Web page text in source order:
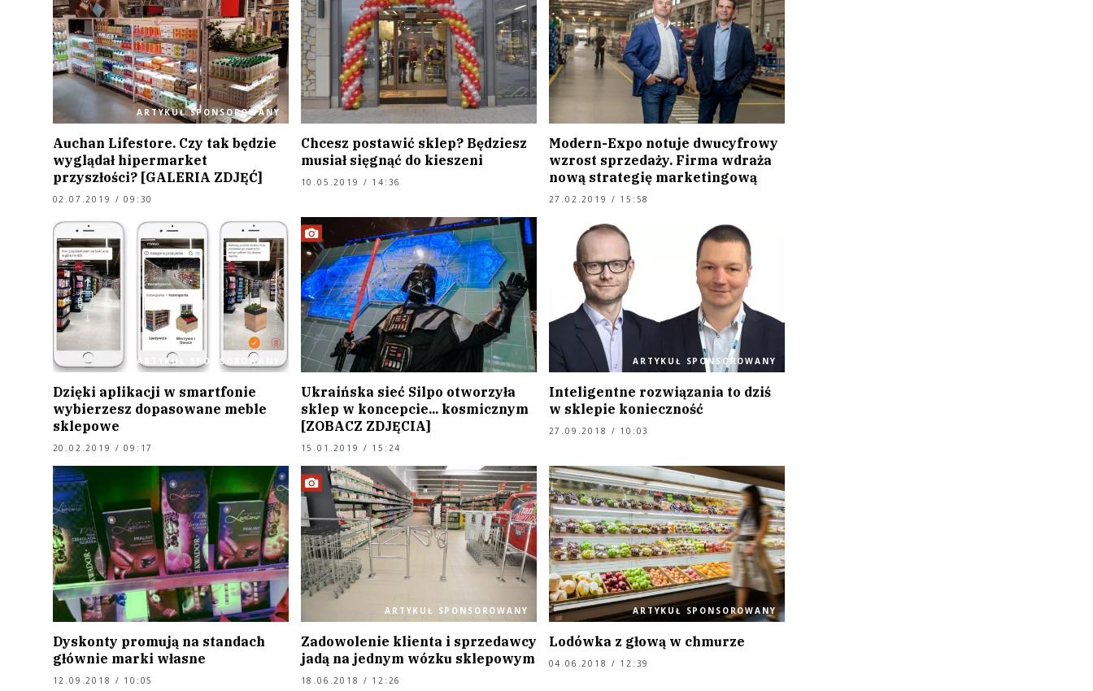
ARTYKUŁ SPONSOROWANY
Auchan Lifestore. Czy tak będzie
wyglądał hipermarket
przyszłości? [GALERIA ZDJĘĆ]
02.07.2019 / 09:30
Chcesz postawić sklep? Będziesz
musiał sięgnąć do kieszeni
10.05.2019 / 14:36
Modern-Expo notuje dwucyfrowy
wzrost sprzedaży. Firma wdraża
nową strategię marketingową
27.02.2019 / 15:58
ARTYKUŁ SPONSOROWANY
Dzięki aplikacji w smartfonie
wybierzesz dopasowane meble
sklepowe
20.02.2019 / 09:17
Ukraińska sieć Silpo otworzyła
sklep w koncepcie... kosmicznym
[ZOBACZ ZDJĘCIA]
15.01.2019 / 15:24
ARTYKUŁ SPONSOROWANY
Inteligentne rozwiązania to dziś
w sklepie konieczność
27.09.2018 / 10:03
Dyskonty promują na standach
głównie marki własne
12.09.2018 / 10:05
ARTYKUŁ SPONSOROWANY
Zadowolenie klienta i sprzedawcy
jadą na jednym wózku sklepowym
18.06.2018 / 12:26
ARTYKUŁ SPONSOROWANY
Lodówka z głową w chmurze
04.06.2018 / 12:39